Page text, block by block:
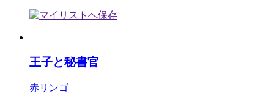
王子と秘書官
赤リンゴ